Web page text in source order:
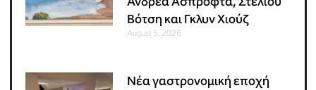
Βότση και Γκλυν Χιούζ
August 5, 2026
Νέα γαστρονομική εποχή